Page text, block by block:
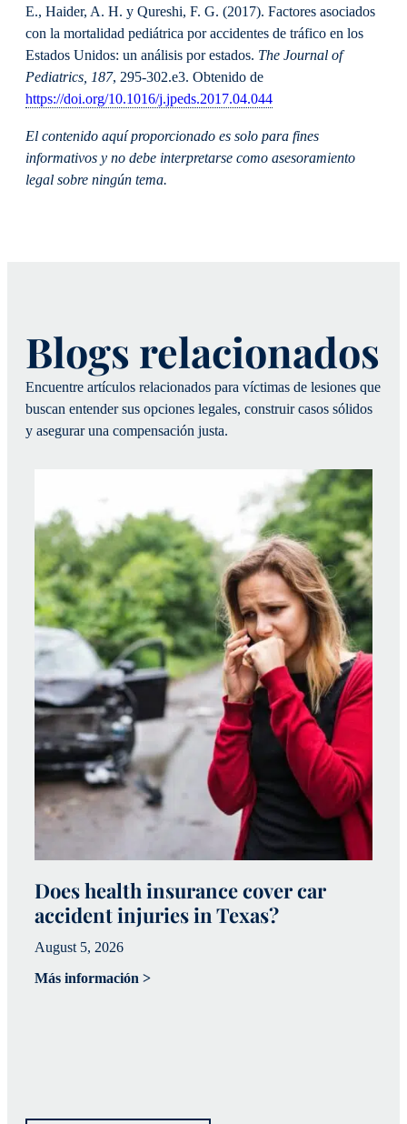
E., Haider, A. H. y Qureshi, F. G. (2017). Factores asociados
con la mortalidad pediátrica por accidentes de tráfico en los
Estados Unidos: un análisis por estados. The Journal of
Pediatrics, 187, 295-302.e3. Obtenido de
https://doi.org/10.1016/j.jpeds.2017.04.044
El contenido aquí proporcionado es solo para fines
informativos y no debe interpretarse como asesoramiento
legal sobre ningún tema.
Does health insurance cover car
accident injuries in Texas?
August 5, 2026
Más información >
Blogs relacionados
Encuentre artículos relacionados para víctimas de lesiones que
buscan entender sus opciones legales, construir casos sólidos
y asegurar una compensación justa.